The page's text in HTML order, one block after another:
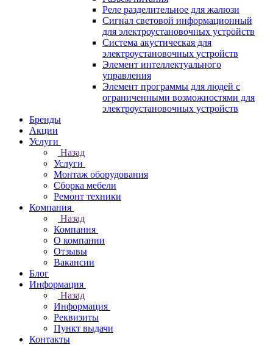
Реле разделительное для жалюзи
Сигнал световой информационный
для электроустановочных устройств
Система акустическая для
электроустановочных устройств
Элемент интеллектуального
управления
Элемент программы для людей с
ограниченными возможностями для
электроустановочных устройств
Бренды
Акции
Услуги
Назад
Услуги
Монтаж оборудования
Сборка мебели
Ремонт техники
Компания
Назад
Компания
О компании
Отзывы
Вакансии
Блог
Информация
Назад
Информация
Реквизиты
Пункт выдачи
Контакты